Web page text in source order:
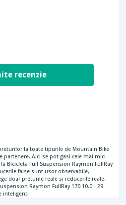
la toate tipurile de Mountain Bike
Aici se pot gasi cele mai mici
Bicicleta Full Suspension Raymon FullRay
false sunt usor observabile,
doar preturile reale si reducerile reale.
Raymon FullRay 170 10.0 - 29
inteligent!